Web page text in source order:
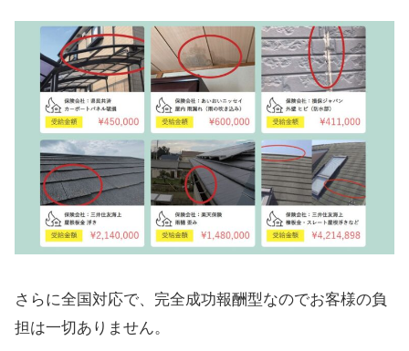
さらに全国対応で、完全成功報酬型なのでお客様の負
担は一切ありません。